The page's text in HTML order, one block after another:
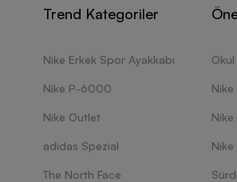
Trend Kategoriler
Nike Erkek Spor Ayakkabı
Nike P-6000
Nike Outlet
adidas Spezial
The North Face
Okul
Nike
Nike
Nike